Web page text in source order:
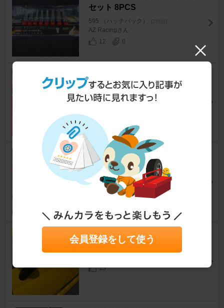
セット 8PCS
595 （ハッチバック） [2代目]
AZ Racingさん
12
0
595 （ハッチバック） [2代目]
takujhoさん
ナガホリレーシング ダウンパイ
プ
595 （ハッチバック） [2代目]
(となちょ)さん
AIRSPEED ドアミラーカバー
15
会員登録をして使う